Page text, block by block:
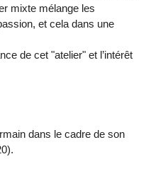
mixte mélange les
et cela dans une
de cet "atelier" et l’intérêt
dans le cadre de son